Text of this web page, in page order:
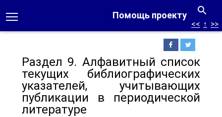
Помощь проекту
<< ↑ >>
Раздел 9. Алфавитный список
текущих библиографических
указателей, учитывающих
публикации в периодической
литературе